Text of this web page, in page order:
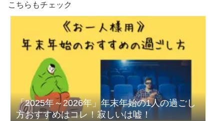
こちらもチェック
「2025年～2026年」年末年始の1人の過ごし
方おすすめはコレ！寂しいは嘘！